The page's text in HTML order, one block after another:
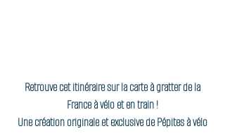
Retrouve cet itinéraire sur la carte à gratter de la
France à vélo et en train !
Une création originale et exclusive de Pépites à vélo